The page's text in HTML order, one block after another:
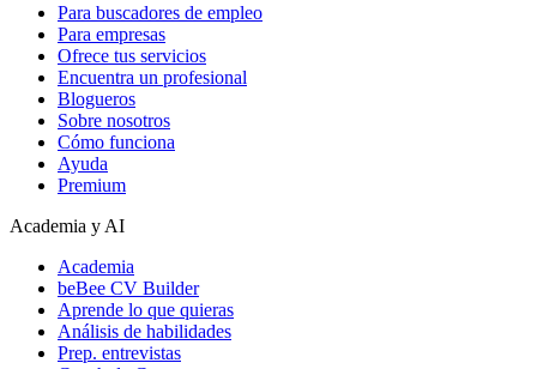
Para buscadores de empleo
Para empresas
Ofrece tus servicios
Encuentra un profesional
Blogueros
Sobre nosotros
Cómo funciona
Ayuda
Premium
Academia y AI
Academia
beBee CV Builder
Aprende lo que quieras
Análisis de habilidades
Prep. entrevistas